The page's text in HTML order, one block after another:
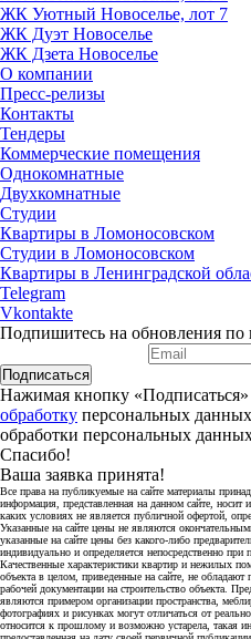
ЖК Уютный Новоселье, лот 7
ЖК Дуэт Новоселье
ЖК Дзета Новоселье
О компании
Пресс-релизы
Контакты
Тендеры
Коммерческие помещения
Однокомнатные
Двухкомнатные
Студии
Квартиры в Ломоносовском
Студии в Ломоносовском
Квартиры в Ленинградской
Telegram
Vkontakte
Подпишитесь на обновления по
Подписаться
Нажимая кнопку «Подписаться»
обработку персональных
обработки персональных
Спасибо!
Ваша заявка принята!
Все права на публикуемые на сайте материалы
информация, представленная на данном сайте,
каких условиях не является публичной офертой,
Указанные на сайте цены не являются
указанные на сайте цены без какого-либо
индивидуально и определяется непосредственно
Качественные характеристики квартир и нежилых
объекта в целом, приведенные на сайте, не
рабочей документации на строительство объекта.
являются примером организации пространства,
фотографиях и рисунках могут отличаться от
относится к прошлому и возможно устарела, такая